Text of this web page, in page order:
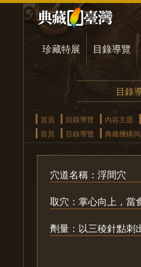
珍藏特展 目錄導覽
目錄
首頁 目錄導覽 內容主題
首頁
目錄導覽 典藏機構
穴道名稱：浮間穴
取穴：掌心向上，當
劑量：以三稜針點刺